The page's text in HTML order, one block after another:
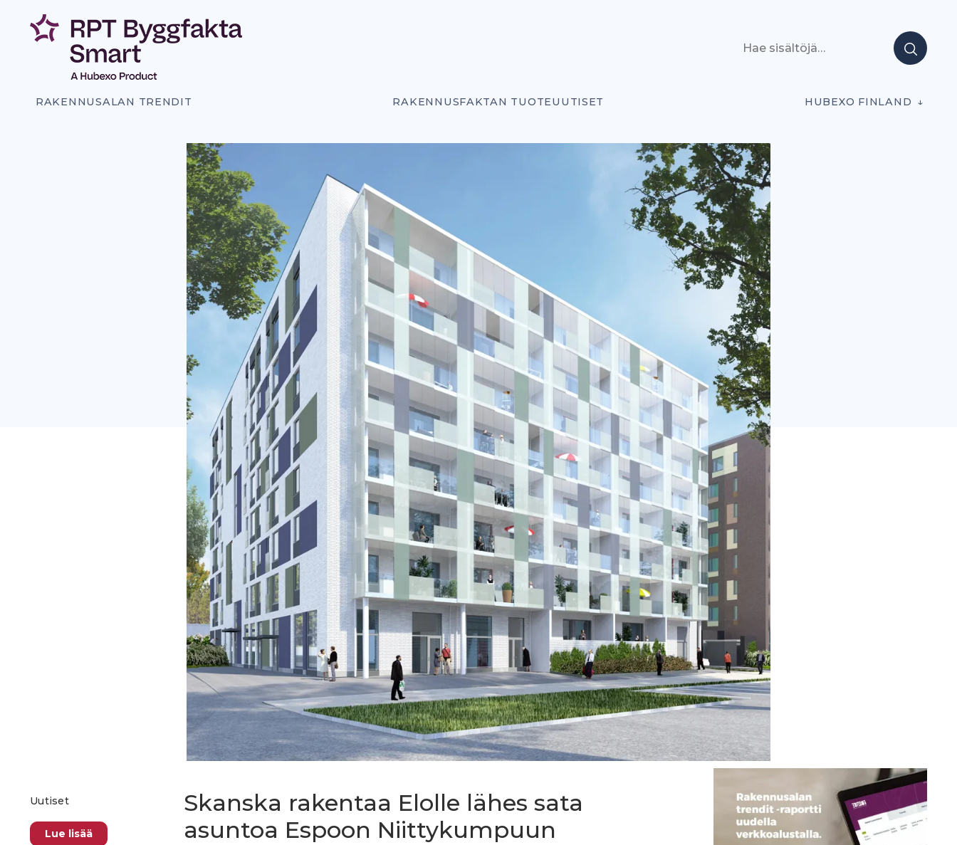
sisältöön
RAKENNUSALAN TRENDIT RAKENNUSFAKTAN TUOTEUUTISET HUBEXO FINLAND
Uutiset
Lue lisää
Skanska rakentaa Elolle lähes sata
asuntoa Espoon Niittykumpuun